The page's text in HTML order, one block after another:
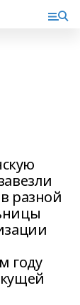
разной
году